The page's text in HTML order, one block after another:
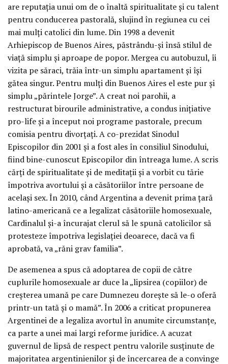
are reputaţia unui om de o înaltă spiritualitate şi cu talent
pentru conducerea pastorală, slujind în regiunea cu cei
mai mulţi catolici din lume. Din 1998 a devenit
Arhiepiscop de Buenos Aires, păstrându-şi însă stilul de
viaţă simplu şi aproape de popor. Mergea cu autobuzul, îi
vizita pe săraci, trăia într-un simplu apartament şi îşi
gătea singur. Pentru mulţi din Buenos Aires el este pur şi
simplu „părintele Jorge”. A creat noi parohii, a
restructurat birourile administrative, a condus iniţiative
pro-life şi a început noi programe pastorale, precum
comisia pentru divorţaţi. A co-prezidat Sinodul
Episcopilor din 2001 şi a fost ales în consiliul Sinodului,
fiind bine-cunoscut Episcopilor din întreaga lume. A scris
cărţi de spiritualitate şi de meditaţii şi a vorbit cu tărie
împotriva avortului şi a căsătoriilor între persoane de
acelaşi sex. În 2010, când Argentina a devenit prima ţară
latino-americană ce a legalizat căsătoriile homosexuale,
Cardinalul şi-a încurajat clerul să le spună catolicilor să
protesteze împotriva legislaţiei deoarece, dacă va fi
aprobată, va „răni grav familia”.
De asemenea a spus că adoptarea de copii de către
cuplurile homosexuale ar duce la „lipsirea (copiilor) de
creşterea umană pe care Dumnezeu doreşte să le-o oferă
printr-un tată şi o mamă”. În 2006 a criticat propunerea
Argentinei de a legaliza avortul în anumite circumstanţe,
ca parte a unei mai largi reforme juridice. A acuzat
guvernul de lipsă de respect pentru valorile susţinute de
majoritatea argentinienilor şi de încercarea de a convinge